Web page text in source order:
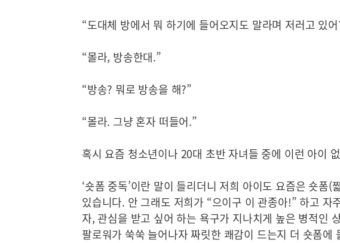
“도대체 방에서 뭐 하기에 들어오지도 말라며 저러고 있
“몰라, 방송한대.”
“방송? 뭐로 방송을 해?”
“몰라. 그냥 혼자 떠들어.”
혹시 요즘 청소년이나 20대 초반 자녀들 중에 이런 아이
‘숏폼 중독’이란 말이 들리더니 저희 아이도 요즘은 숏폼
있습니다. 안 그래도 저희가 “으이구 이 관종아!” 하고 자
자, 관심을 받고 싶어 하는 욕구가 지나치게 높은 병적인
팔로워가 쑥쑥 늘어나자 짜릿한 쾌감이 드는지 더 숏폼에